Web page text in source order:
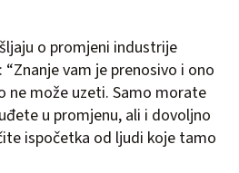
o promjeni industrije
vam je prenosivo i ono
može uzeti. Samo morate
u promjenu, ali i dovoljno
ispočetka od ljudi koje tamo